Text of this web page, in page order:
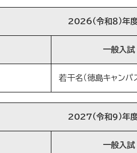
2026（令和８）年
一般入試
若干名（徳島キャンパ
2027（令和9）年
一般入試